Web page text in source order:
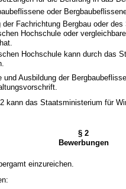
oder
der Fachrichtung Bergbau oder
Hochschule oder
Hochschule kann durch das
und Ausbildung der
kann das Staatsministerium für
§ 2
Bewerbungen
einzureichen.